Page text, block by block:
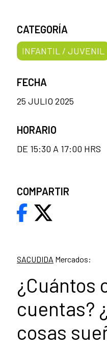
SACUDIDA Mercados:
¿Cuántos
cuentas?
cosas
CATEGORÍA
INFANTIL / JUVENIL
FECHA
25 JULIO 2025
HORARIO
DE 15:30 A 17:00 HRS
COMPARTIR